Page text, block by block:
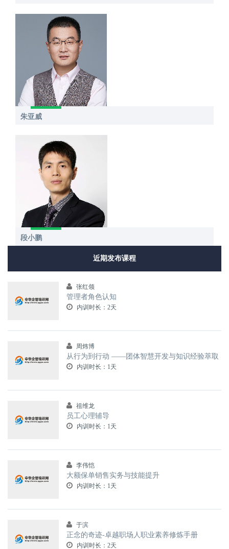
朱亚威
段小鹏
近期发布课程
张红领
管理者角色认知
内训时长：2天
周炜博
从行为到行动 ——团体智慧开发与知识经验萃取
内训时长：1天
祖维龙
员工心理辅导
内训时长：1天
李伟恺
大额保单销售实务与技能提升
内训时长：1天
于滨
正念的奇迹-卓越职场人职业素养修炼手册
内训时长：2天